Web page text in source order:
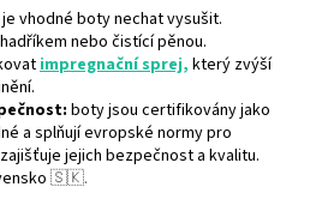
vhodné boty nechat vysušit.
nebo čistící pěnou.
impregnační sprej, který zvýší
boty jsou certifikovány jako
a splňují evropské normy pro
jejich bezpečnost a kvalitu.
🇸🇰.